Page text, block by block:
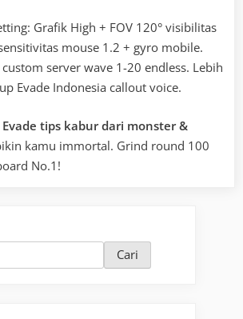
Grafik High + FOV 120° visibilitas
mouse 1.2 + gyro mobile.
server wave 1-20 endless. Lebih
Evade Indonesia callout voice.
Evade tips kabur dari monster &
kamu immortal. Grind round 100
No.1!
Cari